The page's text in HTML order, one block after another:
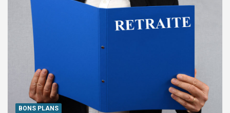
BONS PLANS